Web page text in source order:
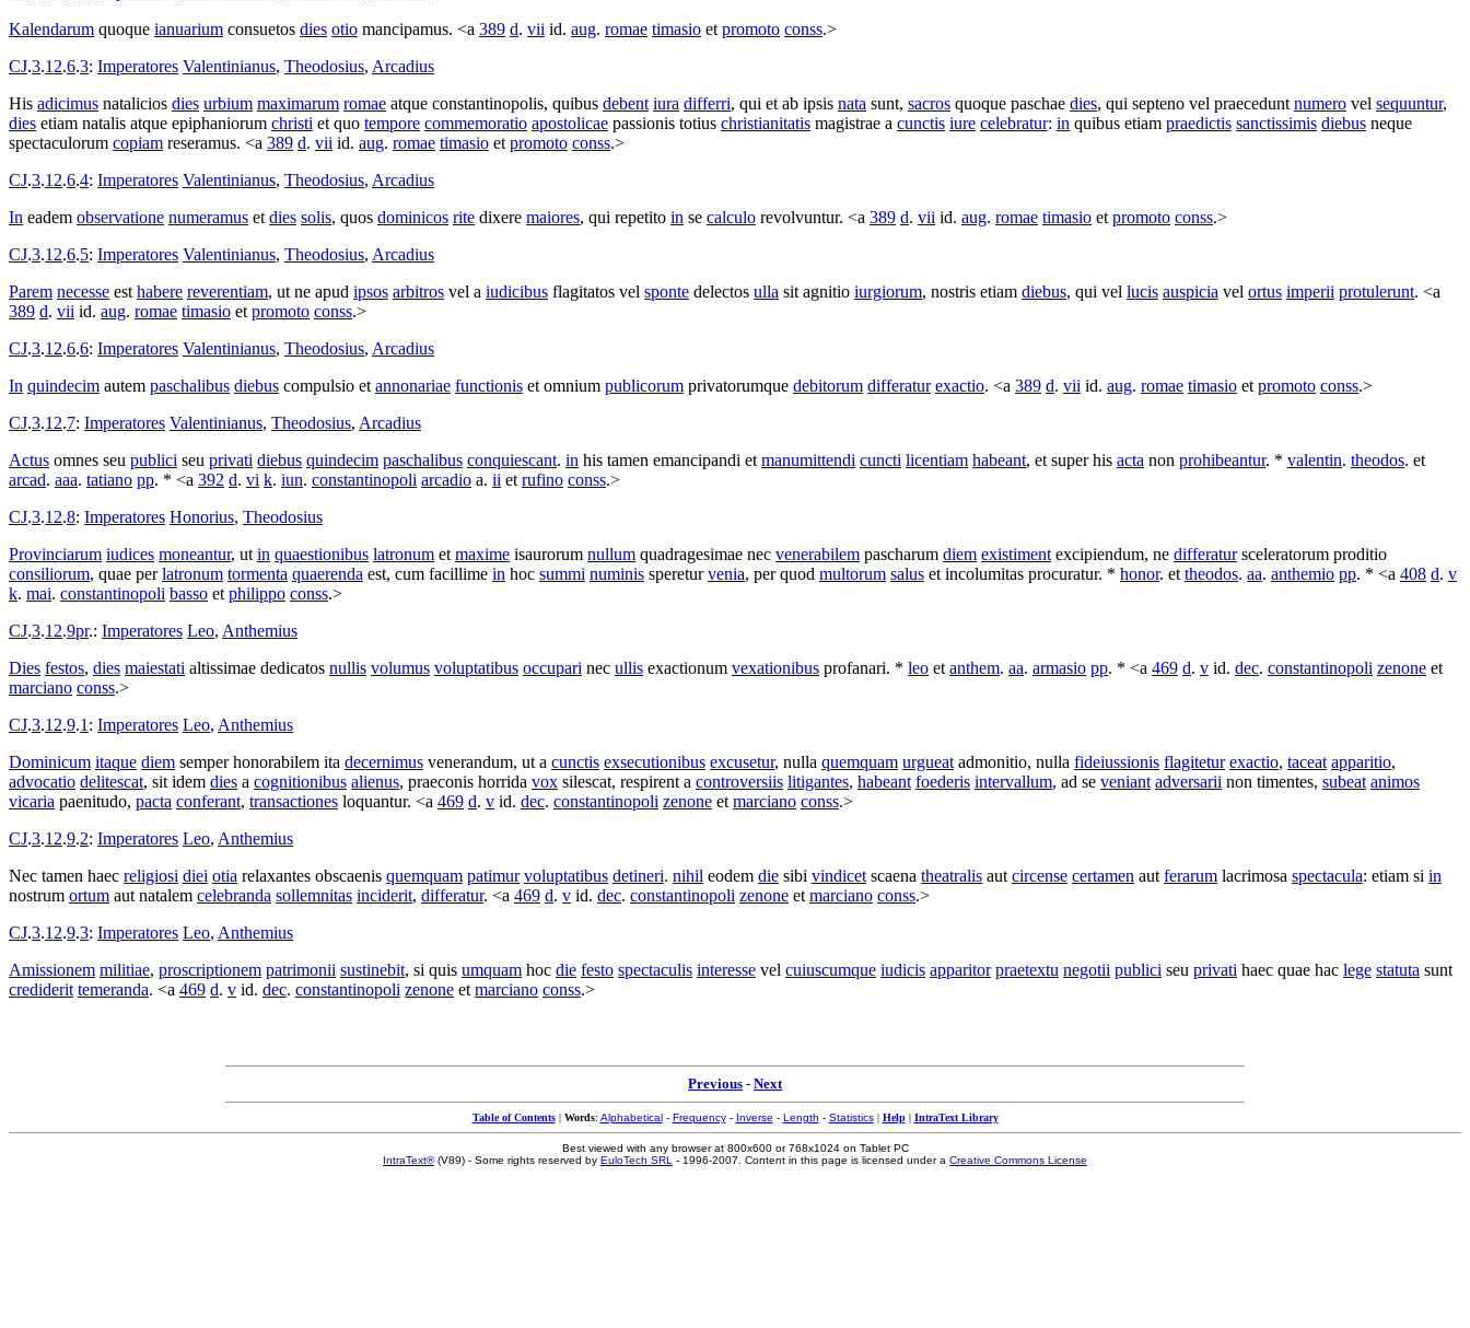
Kalendarum quoque ianuarium consuetos dies otio mancipamus. <a 389 d. vii id. aug. romae timasio et promoto conss.>
CJ.3.12.6.3: Imperatores Valentinianus, Theodosius, Arcadius
His adicimus natalicios dies urbium maximarum romae atque constantinopolis, quibus debent iura differri, qui et ab ipsis nata sunt, sacros quoque paschae dies, qui septeno vel praecedunt numero vel sequuntur,
dies etiam natalis atque epiphaniorum christi et quo tempore commemoratio apostolicae passionis totius christianitatis magistrae a cunctis iure celebratur: in quibus etiam praedictis sanctissimis diebus neque
spectaculorum copiam reseramus. <a 389 d. vii id. aug. romae timasio et promoto conss.>
CJ.3.12.6.4: Imperatores Valentinianus, Theodosius, Arcadius
In eadem observatione numeramus et dies solis, quos dominicos rite dixere maiores, qui repetito in se calculo revolvuntur. <a 389 d. vii id. aug. romae timasio et promoto conss.>
CJ.3.12.6.5: Imperatores Valentinianus, Theodosius, Arcadius
Parem necesse est habere reverentiam, ut ne apud ipsos arbitros vel a iudicibus flagitatos vel sponte delectos ulla sit agnitio iurgiorum, nostris etiam diebus, qui vel lucis auspicia vel ortus imperii protulerunt. <a
389 d. vii id. aug. romae timasio et promoto conss.>
CJ.3.12.6.6: Imperatores Valentinianus, Theodosius, Arcadius
In quindecim autem paschalibus diebus compulsio et annonariae functionis et omnium publicorum privatorumque debitorum differatur exactio. <a 389 d. vii id. aug. romae timasio et promoto conss.>
CJ.3.12.7: Imperatores Valentinianus, Theodosius, Arcadius
Actus omnes seu publici seu privati diebus quindecim paschalibus conquiescant. in his tamen emancipandi et manumittendi cuncti licentiam habeant, et super his acta non prohibeantur. * valentin. theodos. et
arcad. aaa. tatiano pp. * <a 392 d. vi k. iun. constantinopoli arcadio a. ii et rufino conss.>
CJ.3.12.8: Imperatores Honorius, Theodosius
Provinciarum iudices moneantur, ut in quaestionibus latronum et maxime isaurorum nullum quadragesimae nec venerabilem pascharum diem existiment excipiendum, ne differatur sceleratorum proditio
consiliorum, quae perlatronum tormenta quaerenda est, cum facillime in hoc summi numinis speretur venia, per quod multorum salus et incolumitas procuratur. * honor. et theodos. aa. anthemio pp. * <a 408 d. v
k. mai. constantinopoli basso et philippo conss.>
CJ.3.12.9pr.: Imperatores Leo, Anthemius
Dies festos, dies maiestati altissimae dedicatos nullis volumus voluptatibus occupari nec ullis exactionum vexationibus profanari. * leo et anthem. aa. armasio pp. * <a 469 d. v id. dec. constantinopoli zenone et
marciano conss.>
CJ.3.12.9.1 : Imperatores Leo, Anthemius
Dominicum itaque diem semperhonorabilem ita decernimus venerandum, ut a cunctis exsecutionibus excusetur, nulla quemquam urgueat admonitio, nulla fideiussionis flagitetur exactio, taceat apparitio,
advocatio delitescat, sit idem dies a cognitionibus alienus, praeconis horrida vox silescat, respirent a controversiis litigantes, habeant foederis intervallum, ad se veniant adversarii non timentes, subeat animos
vicaria paenitudo, pacta conferant, transactiones loquantur. <a 469 d. v id. dec. constantinopoli zenone et marciano conss.>
CJ.3.12.9.2: Imperatores Leo, Anthemius
Nec tamen haec religiosi diei otia relaxantes obscaenis quemquam patimur voluptatibus detineri. nihil eodem die sibi vindicet scaena theatralis aut circense certamen aut ferarum lacrimosa spectacula: etiam si in
nostrum ortum aut natalem celebranda sollemnitas inciderit, differatur. <a 469 d. v id. dec. constantinopoli zenone et marciano conss.>
CJ.3.12.9.3: Imperatores Leo, Anthemius
Amissionem militiae, proscriptionem patrimonii sustinebit, si quis umquam hoc die festo spectaculis interesse vel cuiuscumque iudicis apparitor praetextu negotii publici seu privati haec quae hac lege statuta sunt
crediderit temeranda. <a 469 d. v id. dec. constantinopoli zenone et marciano conss.>
Previous - Next
Table of Contents| Words: Alphabetical- Frequency- Inverse - Length - Statistics| Help| IntraText Library
Best viewed with any browser at 800x600 or 768x1024 on Tablet PC
IntraText®(V89) - Some rights reserved by EuloTech SRL - 1996-2007. Content in this page is licensed under a Creative Commons License